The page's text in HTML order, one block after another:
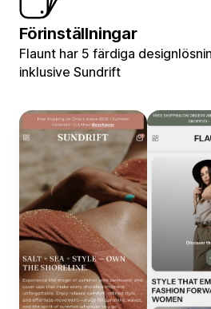
Förinställningar
Flaunt har 5 färdiga
inklusive Sundrift